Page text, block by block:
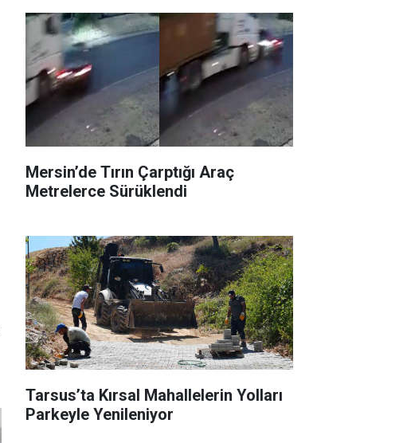
Mersin’de Tırın Çarptığı Araç
Metrelerce Sürüklendi
Tarsus’ta Kırsal Mahallelerin Yolları
Parkeyle Yenileniyor